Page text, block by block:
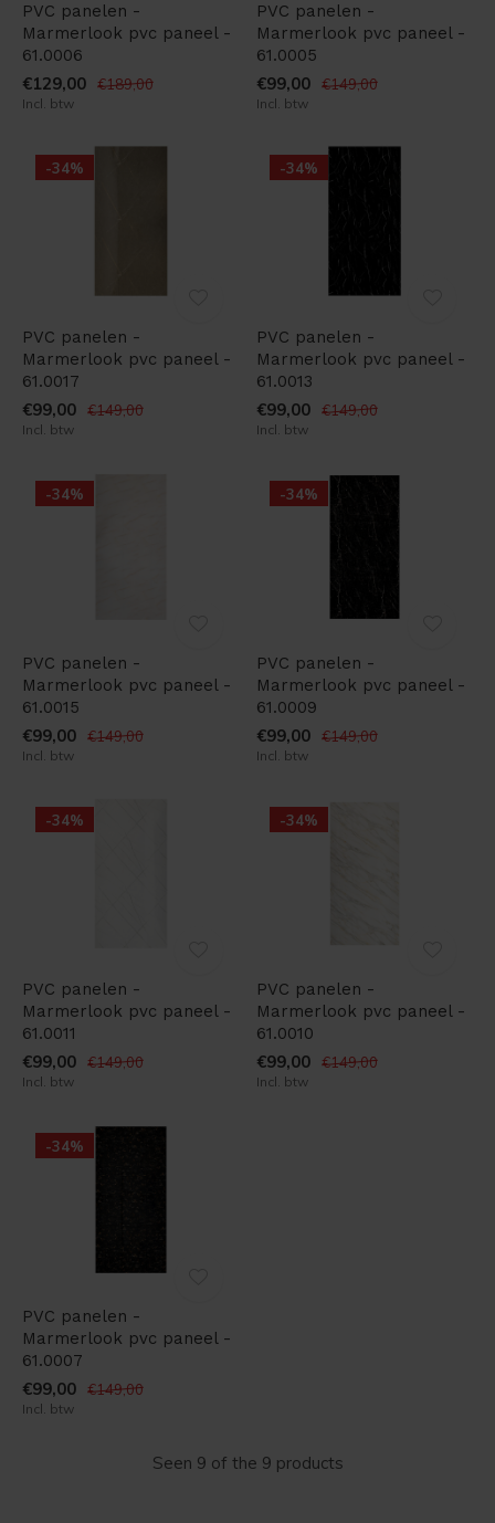
PVC panelen -
Marmerlook pvc paneel -
61.0006
€129,00 €189,00
Incl. btw
PVC panelen -
Marmerlook pvc paneel -
61.0005
€99,00 €149,00
Incl. btw
-34%
PVC panelen -
Marmerlook pvc paneel -
61.0017
€99,00 €149,00
Incl. btw
-34%
PVC panelen -
Marmerlook pvc paneel -
61.0013
€99,00 €149,00
Incl. btw
-34%
PVC panelen -
Marmerlook pvc paneel -
61.0015
€99,00 €149,00
Incl. btw
-34%
PVC panelen -
Marmerlook pvc paneel -
61.0009
€99,00 €149,00
Incl. btw
-34%
PVC panelen -
Marmerlook pvc paneel -
61.0011
€99,00 €149,00
Incl. btw
-34%
PVC panelen -
Marmerlook pvc paneel -
61.0010
€99,00 €149,00
Incl. btw
-34%
PVC panelen -
Marmerlook pvc paneel -
61.0007
€99,00 €149,00
Incl. btw
Seen 9 of the 9 products